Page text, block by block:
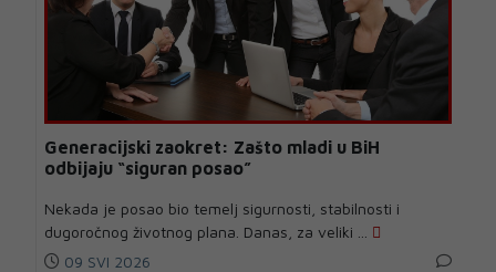
Generacijski zaokret: Zašto mladi u BiH
odbijaju “siguran posao”
Nekada je posao bio temelj sigurnosti, stabilnosti i
dugoročnog životnog plana. Danas, za veliki ...
09 SVI 2026